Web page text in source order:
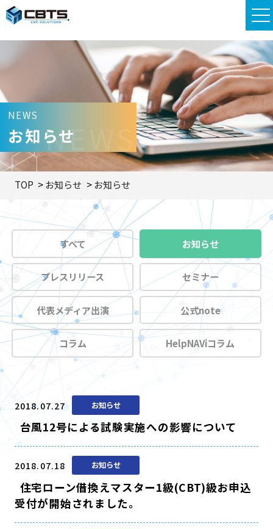
NEWS
お知らせNEWS
TOP お知らせ お知らせ
すべて お知らせ
プレスリリース セミナー
代表メディア出演 公式note
コラム HelpNAViコラム
2018.07.27 お知らせ
台風12号による試験実施への影響について
2018.07.18 お知らせ
住宅ローン借換えマスター1級(CBT)級お申込
受付が開始されました。